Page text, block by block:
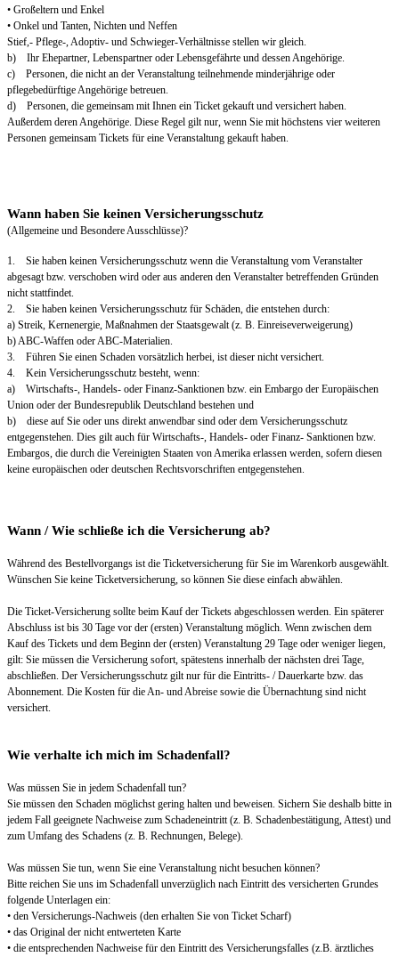
• Großeltern und Enkel
• Onkel und Tanten, Nichten und Neffen
Stief,- Pflege-, Adoptiv- und Schwieger-Verhältnisse stellen wir gleich.
b) Ihr Ehepartner, Lebenspartner oder Lebensgefährte und dessen Angehörige.
c) Personen, die nicht an der Veranstaltung teilnehmende minderjährige oder
pflegebedürftige Angehörige betreuen.
d) Personen, die gemeinsam mit Ihnen ein Ticket gekauft und versichert haben.
Außerdem deren Angehörige. Diese Regel gilt nur, wenn Sie mit höchstens vier weiteren
Personen gemeinsam Tickets für eine Veranstaltung gekauft haben.
Wann haben Sie keinen Versicherungsschutz
(Allgemeine und Besondere Ausschlüsse)?
1. Sie haben keinen Versicherungsschutz wenn die Veranstaltung vom Veranstalter
abgesagt bzw. verschoben wird oder aus anderen den Veranstalter betreffenden Gründen
nicht stattfindet.
2. Sie haben keinen Versicherungsschutz für Schäden, die entstehen durch:
a) Streik, Kernenergie, Maßnahmen der Staatsgewalt (z. B. Einreiseverweigerung)
b) ABC-Waffen oder ABC-Materialien.
3. Führen Sie einen Schaden vorsätzlich herbei, ist dieser nicht versichert.
4. Kein Versicherungsschutz besteht, wenn:
a) Wirtschafts-, Handels- oder Finanz-Sanktionen bzw. ein Embargo der Europäischen
Union oder der Bundesrepublik Deutschland bestehen und
b) diese auf Sie oder uns direkt anwendbar sind oder dem Versicherungsschutz
entgegenstehen. Dies gilt auch für Wirtschafts-, Handels- oder Finanz- Sanktionen bzw.
Embargos, die durch die Vereinigten Staaten von Amerika erlassen werden, sofern diesen
keine europäischen oder deutschen Rechtsvorschriften entgegenstehen.
Wann / Wie schließe ich die Versicherung ab?
Während des Bestellvorgangs ist die Ticketversicherung für Sie im Warenkorb ausgewählt.
Wünschen Sie keine Ticketversicherung, so können Sie diese einfach abwählen.
Die Ticket-Versicherung sollte beim Kauf der Tickets abgeschlossen werden. Ein späterer
Abschluss ist bis 30 Tage vor der (ersten) Veranstaltung möglich. Wenn zwischen dem
Kauf des Tickets und dem Beginn der (ersten) Veranstaltung 29 Tage oder weniger liegen,
gilt: Sie müssen die Versicherung sofort, spätestens innerhalb der nächsten drei Tage,
abschließen. Der Versicherungsschutz gilt nur für die Eintritts- / Dauerkarte bzw. das
Abonnement. Die Kosten für die An- und Abreise sowie die Übernachtung sind nicht
versichert.
Wie verhalte ich mich im Schadenfall?
Was müssen Sie in jedem Schadenfall tun?
Sie müssen den Schaden möglichst gering halten und beweisen. Sichern Sie deshalb bitte in
jedem Fall geeignete Nachweise zum Schadeneintritt (z. B. Schadenbestätigung, Attest) und
zum Umfang des Schadens (z. B. Rechnungen, Belege).
Was müssen Sie tun, wenn Sie eine Veranstaltung nicht besuchen können?
Bitte reichen Sie uns im Schadenfall unverzüglich nach Eintritt des versicherten Grundes
folgende Unterlagen ein:
• den Versicherungs-Nachweis (den erhalten Sie von Ticket Scharf)
• das Original der nicht entwerteten Karte
• die entsprechenden Nachweise für den Eintritt des Versicherungsfalles (z.B. ärztliches